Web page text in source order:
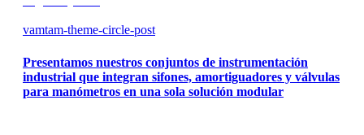
vamtam-theme-circle-post
Presentamos nuestros conjuntos de instrumentación
industrial que integran sifones, amortiguadores y válvulas
para manómetros en una sola solución modular